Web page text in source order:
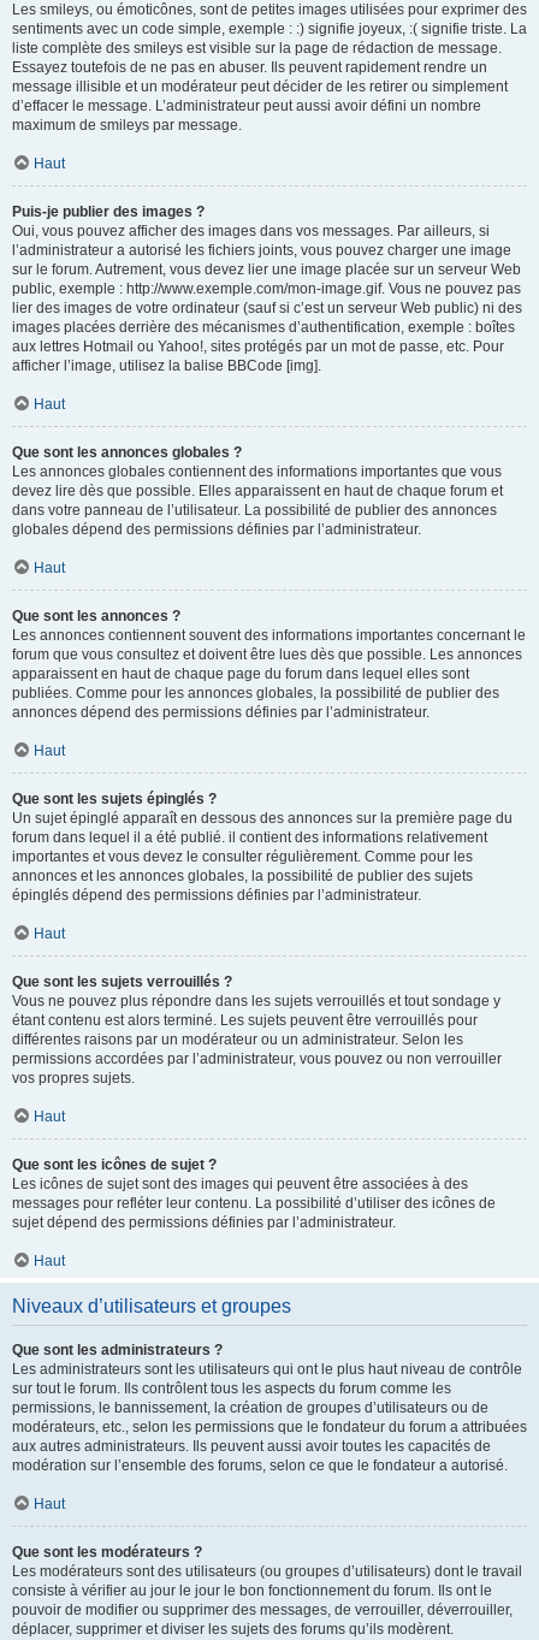
Les smileys, ou émoticônes, sont de petites images utilisées pour exprimer des
sentiments avec un code simple, exemple : :) signifie joyeux, :( signifie triste. La
liste complète des smileys est visible sur la page de rédaction de message.
Essayez toutefois de ne pas en abuser. Ils peuvent rapidement rendre un
message illisible et un modérateur peut décider de les retirer ou simplement
d’effacer le message. L’administrateur peut aussi avoir défini un nombre
maximum de smileys par message.
Haut
Puis-je publier des images ?
Oui, vous pouvez afficher des images dans vos messages. Par ailleurs, si
l’administrateur a autorisé les fichiers joints, vous pouvez charger une image
sur le forum. Autrement, vous devez lier une image placée sur un serveur Web
public, exemple : http://www.exemple.com/mon-image.gif. Vous ne pouvez pas
lier des images de votre ordinateur (sauf si c’est un serveur Web public) ni des
images placées derrière des mécanismes d’authentification, exemple : boîtes
aux lettres Hotmail ou Yahoo!, sites protégés par un mot de passe, etc. Pour
afficher l’image, utilisez la balise BBCode [img].
Haut
Que sont les annonces globales ?
Les annonces globales contiennent des informations importantes que vous
devez lire dès que possible. Elles apparaissent en haut de chaque forum et
dans votre panneau de l’utilisateur. La possibilité de publier des annonces
globales dépend des permissions définies par l’administrateur.
Haut
Que sont les annonces ?
Les annonces contiennent souvent des informations importantes concernant le
forum que vous consultez et doivent être lues dès que possible. Les annonces
apparaissent en haut de chaque page du forum dans lequel elles sont
publiées. Comme pour les annonces globales, la possibilité de publier des
annonces dépend des permissions définies par l’administrateur.
Haut
Que sont les sujets épinglés ?
Un sujet épinglé apparaît en dessous des annonces sur la première page du
forum dans lequel il a été publié. il contient des informations relativement
importantes et vous devez le consulter régulièrement. Comme pour les
annonces et les annonces globales, la possibilité de publier des sujets
épinglés dépend des permissions définies par l’administrateur.
Haut
Que sont les sujets verrouillés ?
Vous ne pouvez plus répondre dans les sujets verrouillés et tout sondage y
étant contenu est alors terminé. Les sujets peuvent être verrouillés pour
différentes raisons par un modérateur ou un administrateur. Selon les
permissions accordées par l’administrateur, vous pouvez ou non verrouiller
vos propres sujets.
Haut
Que sont les icônes de sujet ?
Les icônes de sujet sont des images qui peuvent être associées à des
messages pour refléter leur contenu. La possibilité d’utiliser des icônes de
sujet dépend des permissions définies par l’administrateur.
Haut
Niveaux d’utilisateurs et groupes
Que sont les administrateurs ?
Les administrateurs sont les utilisateurs qui ont le plus haut niveau de contrôle
sur tout le forum. Ils contrôlent tous les aspects du forum comme les
permissions, le bannissement, la création de groupes d’utilisateurs ou de
modérateurs, etc., selon les permissions que le fondateur du forum a attribuées
aux autres administrateurs. Ils peuvent aussi avoir toutes les capacités de
modération sur l’ensemble des forums, selon ce que le fondateur a autorisé.
Haut
Que sont les modérateurs ?
Les modérateurs sont des utilisateurs (ou groupes d’utilisateurs) dont le travail
consiste à vérifier au jour le jour le bon fonctionnement du forum. Ils ont le
pouvoir de modifier ou supprimer des messages, de verrouiller, déverrouiller,
déplacer, supprimer et diviser les sujets des forums qu’ils modèrent.